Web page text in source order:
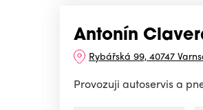
Antonín
Rybářská 99, 40747
Provozuji autoservis a